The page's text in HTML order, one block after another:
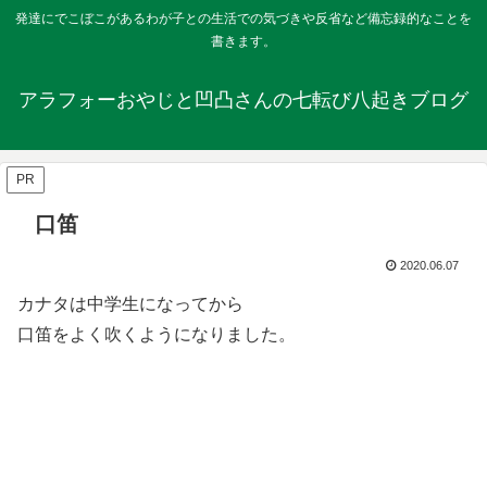
発達にでこぼこがあるわが子との生活での気づきや反省など備忘録的なことを
書きます。
アラフォーおやじと凹凸さんの七転び八起きブログ
PR
口笛
2020.06.07
カナタは中学生になってから
口笛をよく吹くようになりました。